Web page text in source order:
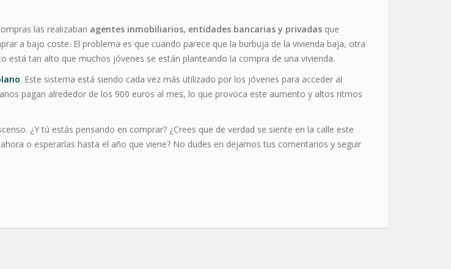
las realizaban agentes inmobiliarios, entidades bancarias y privadas que
a bajo coste. El problema es que cuando parece que la burbuja de la vivienda baja, otra
está tan alto que muchos jóvenes se están planteando la compra de una vivienda.
. Este sistema está siendo cada vez más utilizado por los jóvenes para acceder al
pagan alrededor de los 900 euros al mes, lo que provoca este aumento y altos ritmos
¿Y tú estás pensando en comprar? ¿Crees que de verdad se siente en la calle este
o esperarías hasta el año que viene? No dudes en dejarnos tus comentarios y seguir